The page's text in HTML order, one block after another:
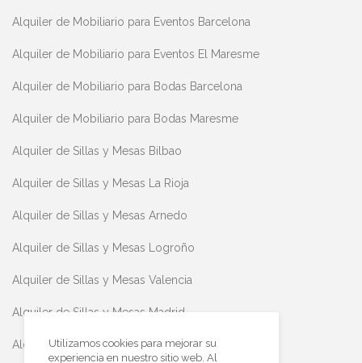
Alquiler de Mobiliario para Eventos Barcelona
Alquiler de Mobiliario para Eventos El Maresme
Alquiler de Mobiliario para Bodas Barcelona
Alquiler de Mobiliario para Bodas Maresme
Alquiler de Sillas y Mesas Bilbao
Alquiler de Sillas y Mesas La Rioja
Alquiler de Sillas y Mesas Arnedo
Alquiler de Sillas y Mesas Logroño
Alquiler de Sillas y Mesas Valencia
Alquiler de Sillas y Mesas Madrid
Alquiler de Sillas y Mesas Teruel
Utilizamos cookies para mejorar su
experiencia en nuestro sitio web. Al